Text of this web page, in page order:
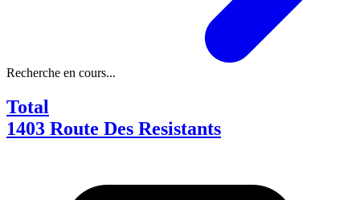
Recherche en cours...
Total
1403 Route Des Resistants